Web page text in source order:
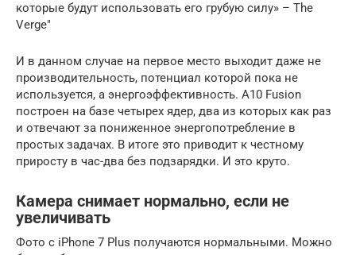
которые будут использовать его грубую силу» – The
Verge
И в данном случае на первое место выходит даже не
производительность, потенциал которой пока не
используется, а энергоэффективность. A10 Fusion
построен на базе четырех ядер, два из которых как раз
и отвечают за пониженное энергопотребление в
простых задачах. В итоге это приводит к честному
приросту в час-два без подзарядки. И это круто.
Камера снимает нормально, если не
увеличивать
Фото с iPhone 7 Plus получаются нормальными. Можно